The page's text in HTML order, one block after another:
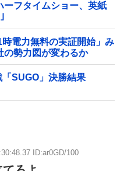
ーフタイムショー、英紙
電力無料の実証開始」み
の勢力図が変わるか
SUGO」決勝結果
ID:ar0GD/100